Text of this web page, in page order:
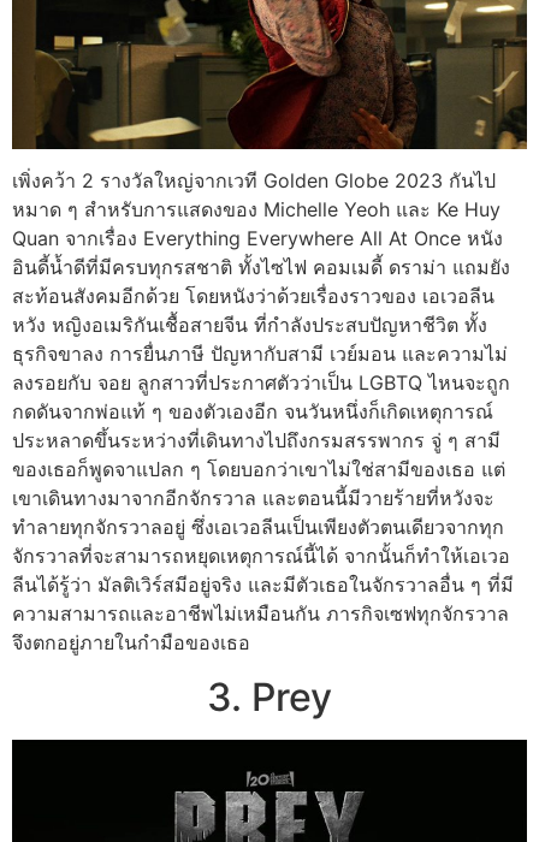
เพิ่งคว้า 2 รางวัลใหญ่จากเวที Golden Globe 2023 กันไป
หมาด ๆ สำหรับการแสดงของ Michelle Yeoh และ Ke Huy
Quan จากเรื่อง Everything Everywhere All At Once หนัง
อินดี้น้ำดีที่มีครบทุกรสชาติ ทั้งไซไฟ คอมเมดี้ ดราม่า แถมยัง
สะท้อนสังคมอีกด้วย โดยหนังว่าด้วยเรื่องราวของ เอเวอลีน
หวัง หญิงอเมริกันเชื้อสายจีน ที่กำลังประสบปัญหาชีวิต ทั้ง
ธุรกิจขาลง การยื่นภาษี ปัญหากับสามี เวย์มอน และความไม่
ลงรอยกับ จอย ลูกสาวที่ประกาศตัวว่าเป็น LGBTQ ไหนจะถูก
กดดันจากพ่อแท้ ๆ ของตัวเองอีก จนวันหนึ่งก็เกิดเหตุการณ์
ประหลาดขึ้นระหว่างที่เดินทางไปถึงกรมสรรพากร จู่ ๆ สามี
ของเธอก็พูดจาแปลก ๆ โดยบอกว่าเขาไม่ใช่สามีของเธอ แต่
เขาเดินทางมาจากอีกจักรวาล และตอนนี้มีวายร้ายที่หวังจะ
ทำลายทุกจักรวาลอยู่ ซึ่งเอเวอลีนเป็นเพียงตัวตนเดียวจากทุก
จักรวาลที่จะสามารถหยุดเหตุการณ์นี้ได้ จากนั้นก็ทำให้เอเวอ
ลีนได้รู้ว่า มัลติเวิร์สมีอยู่จริง และมีตัวเธอในจักรวาลอื่น ๆ ที่มี
ความสามารถและอาชีพไม่เหมือนกัน ภารกิจเซฟทุกจักรวาล
จึงตกอยู่ภายในกำมือของเธอ
3. Prey